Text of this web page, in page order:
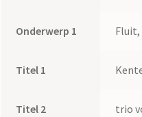
Onderwerp 1 Fluit,
Titel 1
Titel 2
trio